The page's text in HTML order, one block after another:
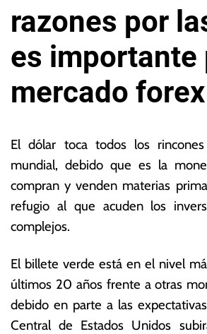
razones por
es importante
mercado forex
d
f
e
b
e
o
d
2
0
a
N
o
ta
E
o
n
m
ic
El dólar toca todos los
mundial, debido que es la
compran y venden materias
refugio al que acuden los
complejos.
El billete verde está en el nivel
últimos 20 años frente a otras
debido en parte a las
Central de Estados Unidos